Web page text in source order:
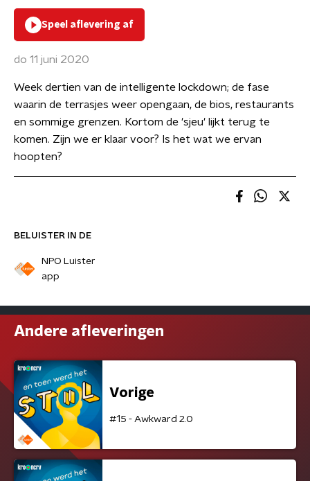
BELUISTER IN DE
NPO Luister
app
Speel aflevering af
do 11 juni 2020
Week dertien van de intelligente lockdown; de fase
waarin de terrasjes weer opengaan, de bios, restaurants
en sommige grenzen. Kortom de 'sjeu' lijkt terug te
komen. Zijn we er klaar voor? Is het wat we ervan
hoopten?
Andere afleveringen
Vorige
#15 - Awkward 2.0